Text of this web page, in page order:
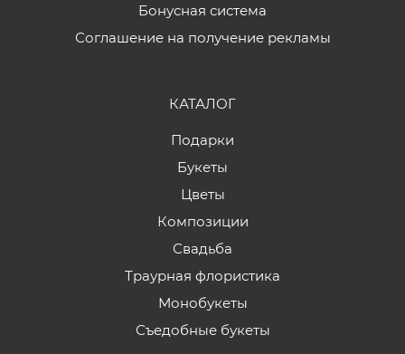
Бонусная система
Соглашение на получение рекламы
КАТАЛОГ
Подарки
Букеты
Цветы
Композиции
Свадьба
Траурная флористика
Монобукеты
Съедобные букеты